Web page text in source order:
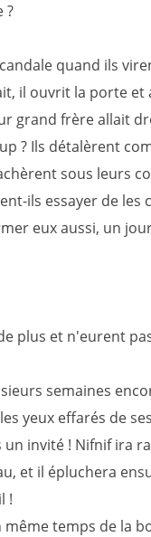
?
quand ils
il ouvrit la porte et
grand frère allait
? Ils détalèrent
sous leurs
ils essayer de les
eux aussi, un
plus et n'eurent
semaines
yeux effarés de
invité ! Nifnif ira
et il épluchera
!
temps de la